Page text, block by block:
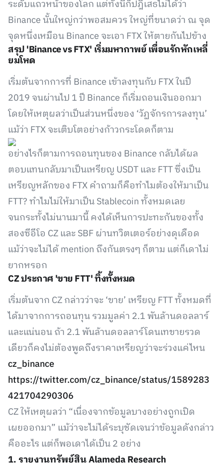
ระดับแถวหน้าของโลก แต่ทั้งนี้ก็ปฎิเสธไม่ได้ว่า
Binance นั้นใหญ่กว่าพอสมควร ใหญ่ที่ขนาดว่า ณ จุด
จุดหนึ่งเหมือน Binance จะเอา FTX ให้ตายกันไปข้าง
สรุป 'Binance vs FTX' เริ่มมหากาพย์ เพื่อนรักหักเหลี่
ยมโหด
เริ่มต้นจากการที่ Binance เข้าลงทุนกับ FTX ในปี
2019 จนผ่านไป 1 ปี Binance ก็เริ่มถอนเงินออกมา
โดยให้เหตุผลว่าเป็นส่วนหนึ่งของ ‘วัฏจักรการลงทุน’
แม้ว่า FTX จะเติบโตอย่างก้าวกระโดดก็ตาม
อย่างไรก็ตามการถอนทุนของ Binance กลับได้ผล
ตอบแทนกลับมาเป็นเหรียญ USDT และ FTT ซึ่งเป็น
เหรียญหลักของ FTX คำถามก็คือทำไมต้องให้มาเป็น
FTT? ทำไมไม่ให้มาเป็น Stablecoin ทั้งหมดเลย
จนกระทั้งไม่นานมานี้ คงได้เห็นการปะทะกันของทั้ง
สองซีอีโอ CZ และ SBF ผ่านทวิตเตอร์อย่างดุเดือด
แม้ว่าจะไม่ได้ mention ถึงกันตรงๆ ก็ตาม แต่ก็เดาไม่
ยากหรอก
CZ ประกาศ 'ขาย FTT' ทิ้งทั้งหมด
เริ่มต้นจาก CZ กล่าวว่าจะ ‘ขาย’ เหรียญ FTT ทั้งหมดที่
ได้มาจากการถอนทุน รวมมูลค่า 2.1 พันล้านดอลลาร์
และแน่นอน ถ้า 2.1 พันล้านดอลลาร์โดนเทขายรวด
เดียวก็คงไม่ต้องพูดถึงราคาเหรียญว่าจะร่วงแค่ไหน
cz_binance
https://twitter.com/cz_binance/status/1589283
421704290306
CZ ให้เหตุผลว่า “เนื่องจากข้อมูลบางอย่างถูกเปิด
เผยออกมา” แม้ว่าจะไม่ได้ระบุชัดเจนว่าข้อมูลดังกล่าว
คืออะไร แต่ก็พอเดาได้เป็น 2 อย่าง
1. รายงานทรัพย์สิน Alameda Research